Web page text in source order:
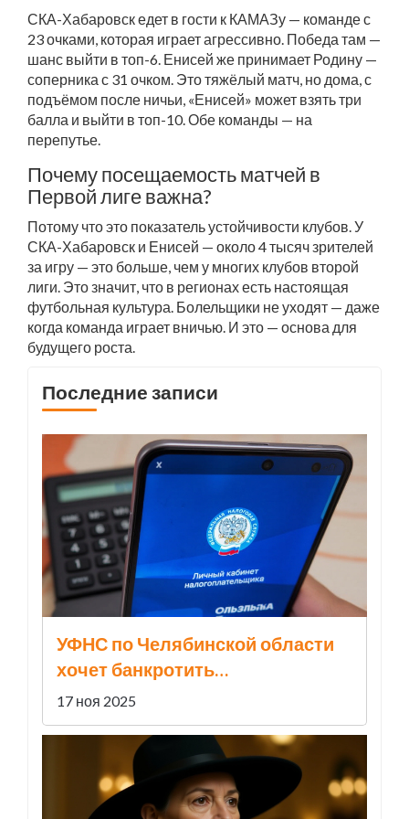
СКА-Хабаровск едет в гости к КАМАЗу — команде с
23 очками, которая играет агрессивно. Победа там —
шанс выйти в топ-6. Енисей же принимает Родину —
соперника с 31 очком. Это тяжёлый матч, но дома, с
подъёмом после ничьи, «Енисей» может взять три
балла и выйти в топ-10. Обе команды — на
перепутье.
Почему посещаемость матчей в
Первой лиге важна?
Потому что это показатель устойчивости клубов. У
СКА-Хабаровск и Енисей — около 4 тысяч зрителей
за игру — это больше, чем у многих клубов второй
лиги. Это значит, что в регионах есть настоящая
футбольная культура. Болельщики не уходят — даже
когда команда играет вничью. И это — основа для
будущего роста.
Последние записи
УФНС по Челябинской области
хочет банкротить
«Новаполимер» за 723,5 млн
рублей долга
17 ноя 2025